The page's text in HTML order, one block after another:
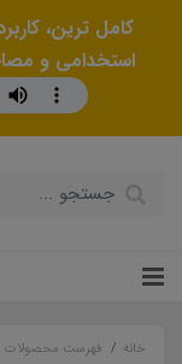
کامل ترین،
استخدامی و
خانه فهرست محصولات